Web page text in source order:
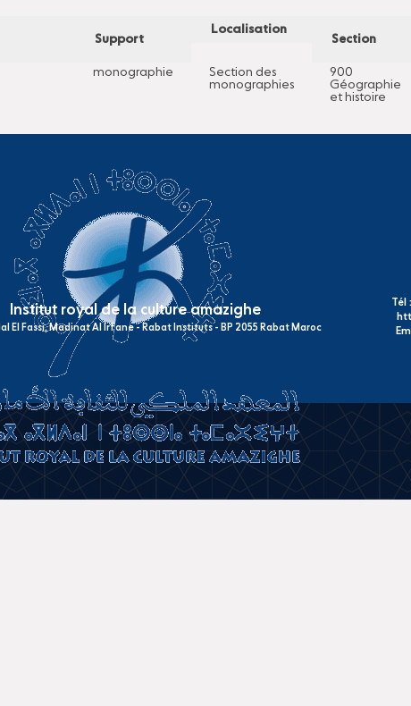
Support
Localisation
Section
monographie
Section des
monographies
900
Géographie
et histoire
Institut royal de la culture amazighe
El Fassi, Madinat Al Irfane - Rabat Instituts - BP 2055 Rabat Maroc
Tél